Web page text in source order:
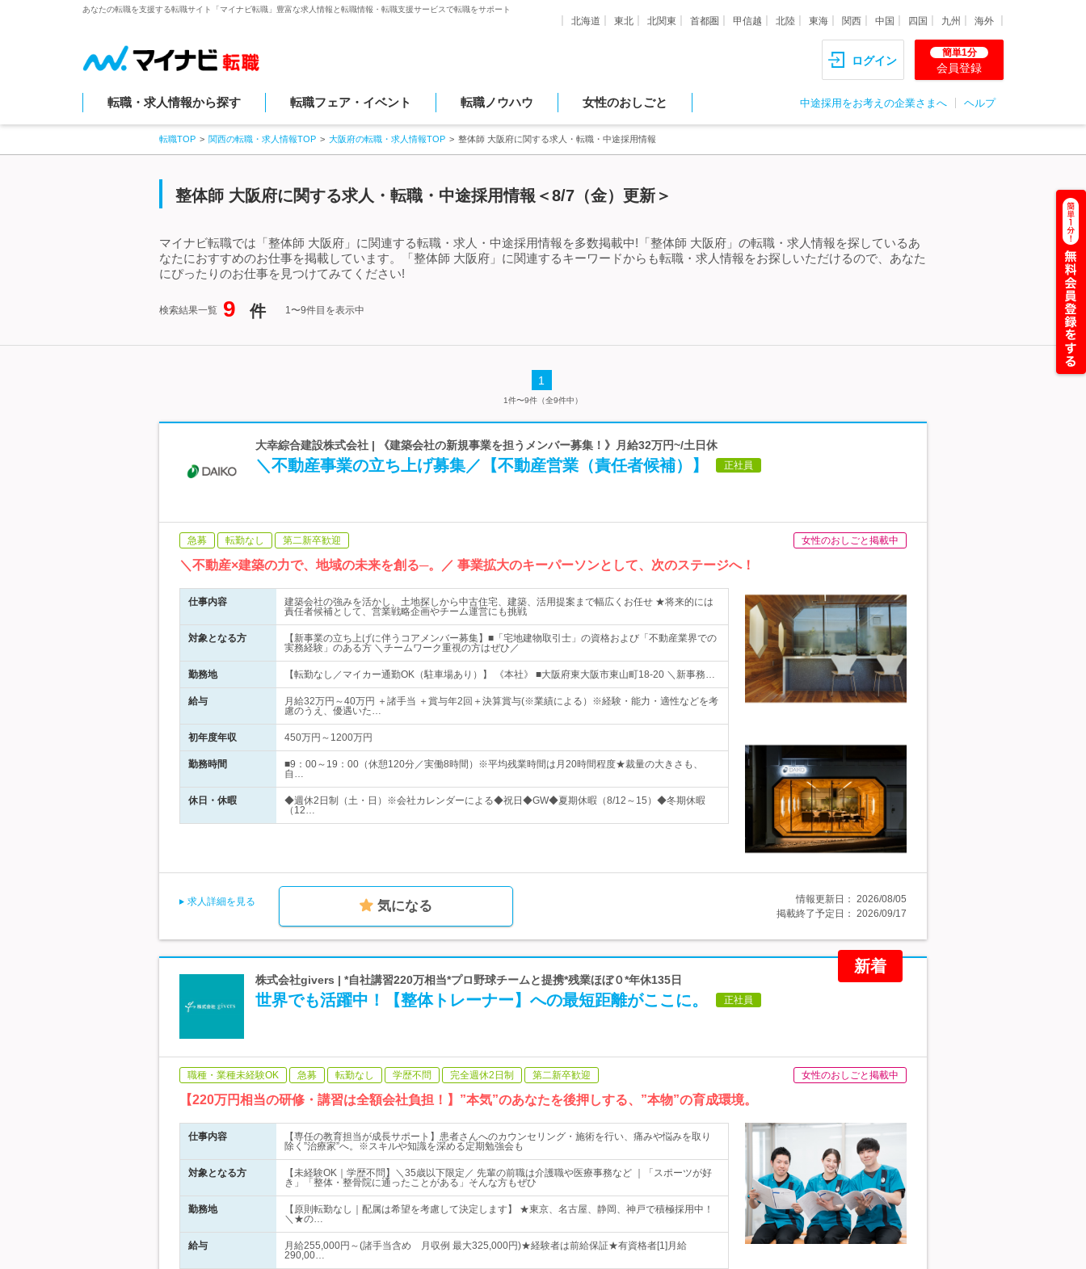
あなたの転職を支援する転職サイト「マイナビ転職」豊富な求人情報と転職情報・転職支援サービスで転職をサポート
北海道 東北 北関東 首都圏 甲信越 北陸 東海 関西 中国 四国 九州 海外
ログイン
簡単1分
会員登録
転職・求人情報から探す 転職フェア・イベント 転職ノウハウ 女性のおしごと 中途採用をお考えの企業さまへ ヘルプ
転職TOP 関西の転職・求人情報TOP 大阪府の転職・求人情報TOP 整体師 大阪府に関する求人・転職・中途採用情報
整体師 大阪府に関する求人・転職・中途採用情報＜8/7（金）更新＞
マイナビ転職では「整体師 大阪府」に関連する転職・求人・中途採用情報を多数掲載中!「整体師 大阪府」の転職・求人情報を探しているあ
なたにおすすめのお仕事を掲載しています。「整体師 大阪府」に関連するキーワードからも転職・求人情報をお探しいただけるので、あなた
にぴったりのお仕事を見つけてみてください!
検索結果一覧 9 件 1〜9件目を表示中
1
1件〜9件（全9件中）
大幸綜合建設株式会社 | 《建築会社の新規事業を担うメンバー募集！》月給32万円~/土日休
＼不動産事業の立ち上げ募集／【不動産営業（責任者候補）】 正社員
急募 転勤なし 第二新卒歓迎 女性のおしごと掲載中
＼不動産×建築の力で、地域の未来を創る─。／ 事業拡大のキーパーソンとして、次のステージへ！
仕事内容
建築会社の強みを活かし、土地探しから中古住宅、建築、活用提案まで幅広くお任せ ★将来的には
責任者候補として、営業戦略企画やチーム運営にも挑戦
対象となる方
【新事業の立ち上げに伴うコアメンバー募集】■「宅地建物取引士」の資格および「不動産業界での
実務経験」のある方 ＼チームワーク重視の方はぜひ／
勤務地 【転勤なし／マイカー通勤OK（駐車場あり）】 《本社》 ■大阪府東大阪市東山町18-20 ＼新事務…
給与
月給32万円～40万円 ＋諸手当 ＋賞与年2回＋決算賞与(※業績による）※経験・能力・適性などを考
慮のうえ、優遇いた…
初年度年収 450万円～1200万円
勤務時間
■9：00～19：00（休憩120分／実働8時間）※平均残業時間は月20時間程度★裁量の大きさも、
自…
休日・休暇
◆週休2日制（土・日）※会社カレンダーによる◆祝日◆GW◆夏期休暇（8/12～15）◆冬期休暇
（12…
求人詳細を見る 気になる 情報更新日： 2026/08/05
掲載終了予定日： 2026/09/17
新着
株式会社givers | *自社講習220万相当*プロ野球チームと提携*残業ほぼ０*年休135日
世界でも活躍中！【整体トレーナー】への最短距離がここに。 正社員
職種・業種未経験OK 急募 転勤なし 学歴不問 完全週休2日制 第二新卒歓迎 女性のおしごと掲載中
【220万円相当の研修・講習は全額会社負担！】”本気”のあなたを後押しする、”本物”の育成環境。
仕事内容
【専任の教育担当が成長サポート】患者さんへのカウンセリング・施術を行い、痛みや悩みを取り
除く”治療家”へ。※スキルや知識を深める定期勉強会も
対象となる方
【未経験OK｜学歴不問】＼35歳以下限定／ 先輩の前職は介護職や医療事務など ｜「スポーツが好
き」「整体・整骨院に通ったことがある」そんな方もぜひ
勤務地
【原則転勤なし｜配属は希望を考慮して決定します】 ★東京、名古屋、静岡、神戸で積極採用中！
＼★の…
給与
月給255,000円～(諸手当含め 月収例 最大325,000円)★経験者は前給保証★有資格者[1]月給
290,00…